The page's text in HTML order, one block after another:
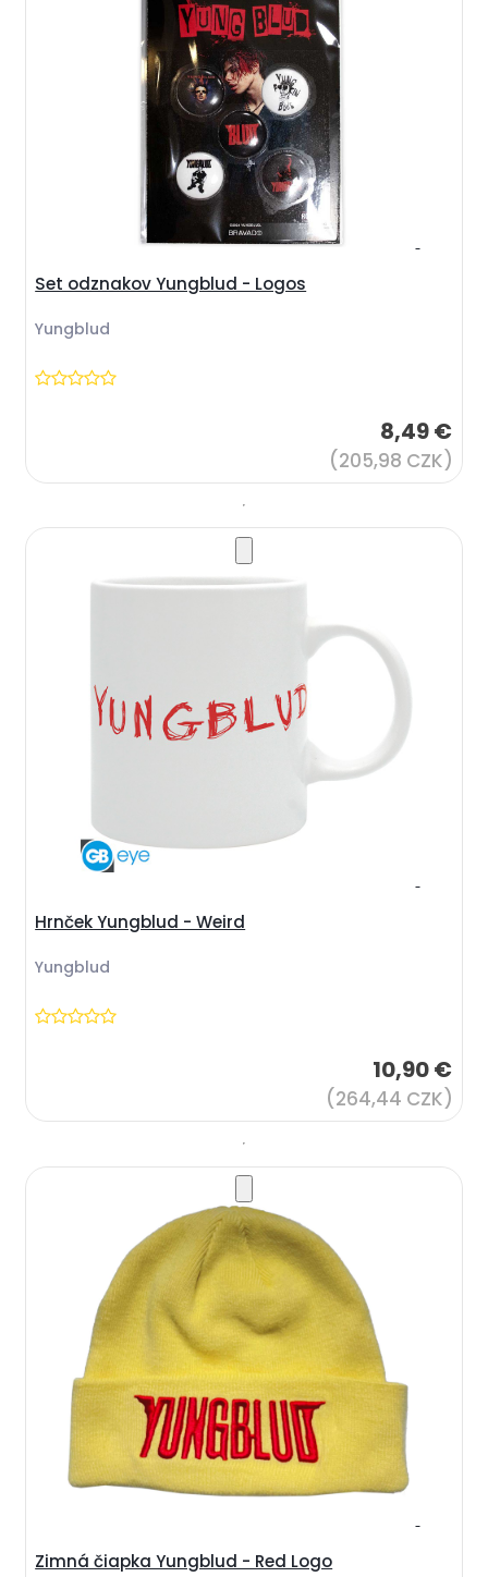
Set odznakov Yungblud - Logos
Yungblud
8,49 €
(205,98 CZK)
Hrnček Yungblud - Weird
Yungblud
10,90 €
(264,44 CZK)
Zimná čiapka Yungblud - Red Logo